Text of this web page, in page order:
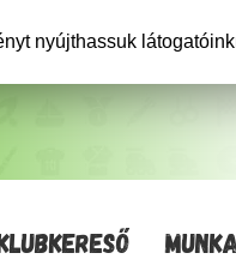
nyújthassuk